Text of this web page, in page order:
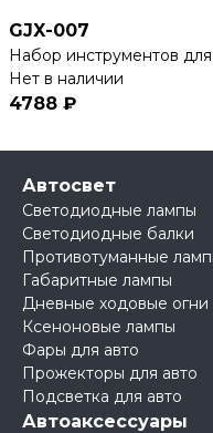
GJX-007
Набор инструментов
Нет в наличии
4788 ₽
Автосвет
Светодиодные лампы
Светодиодные балки
Противотуманные
Габаритные лампы
Дневные ходовые огни
Ксеноновые лампы
Фары для авто
Прожекторы для авто
Подсветка для авто
Автоаксессуары